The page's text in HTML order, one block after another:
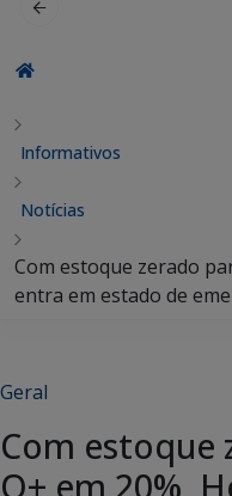
Informativos
Notícias
Com estoque zerado
entra em estado de
Geral
Com estoque
O+ em 20%,